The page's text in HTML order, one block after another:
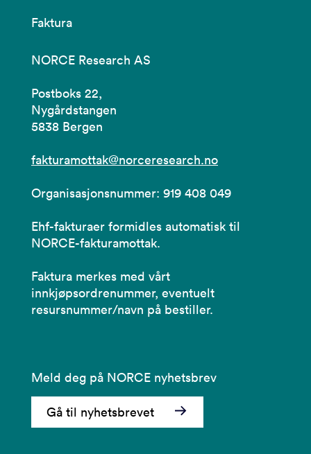
Faktura
NORCE Research AS
Postboks 22,
Nygårdstangen
5838 Bergen
fakturamottak@norceresearch.no
Organisasjonsnummer: 919 408 049
Ehf-fakturaer formidles automatisk til
NORCE-fakturamottak.
Faktura merkes med vårt
innkjøpsordrenummer, eventuelt
resursnummer/navn på bestiller.
Meld deg på NORCE nyhetsbrev
Gå til nyhetsbrevet